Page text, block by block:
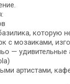
которую
с мозаиками,
удивительные
артистами,